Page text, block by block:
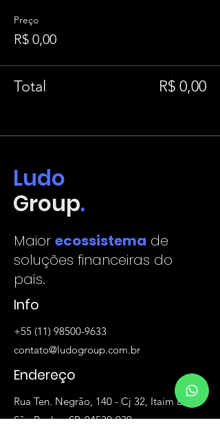
Preço
R$ 0,00
Total R$ 0,00
Ludo
Group.
Maior ecossistema de
soluções financeiras do
país.
Info
+55 (11) 98500-9633
contato@ludogroup.com.br
Endereço
Rua Ten. Negrão, 140 - Cj 32, Itaim Bibi
São Paulo - SP, 04530-030